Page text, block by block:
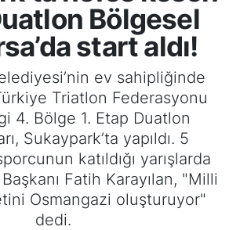
Bölgesel
start aldı!
ev sahipliğinde
Triatlon Federasyonu
4. Bölge 1. Etap Duatlon
Sukaypark’ta yapıldı. 5
katıldığı yarışlarda
Fatih Karayılan, "Milli
Osmangazi oluşturuyor"
dedi.
Grup Puan Durumu ve Fikstür